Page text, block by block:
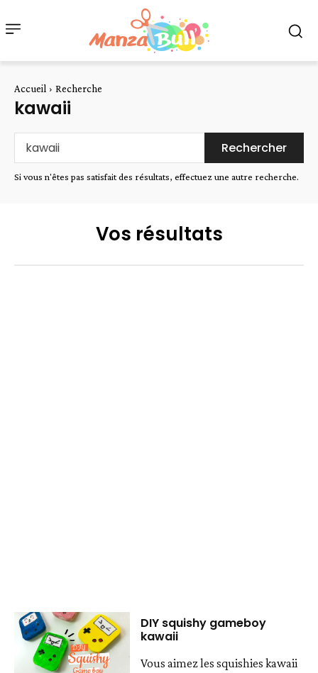
Accueil Recherche
kawaii
Rechercher
Si vous n'êtes pas satisfait des résultats, effectuez une autre recherche.
Vos résultats
DIY squishy gameboy
kawaii
Vous aimez les squishies kawaii